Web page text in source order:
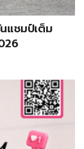
แชมป์เต็ม